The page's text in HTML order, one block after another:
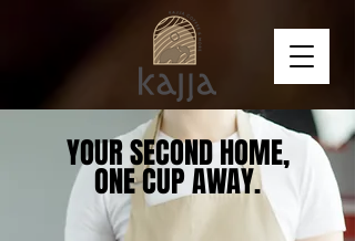
YOUR SECOND HOME,
ONE CUP AWAY.
YOUR SECOND HOME,
ONE CUP AWAY.